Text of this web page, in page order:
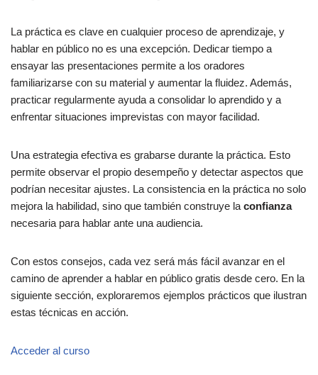
La práctica es clave en cualquier proceso de aprendizaje, y
hablar en público no es una excepción. Dedicar tiempo a
ensayar las presentaciones permite a los oradores
familiarizarse con su material y aumentar la fluidez. Además,
practicar regularmente ayuda a consolidar lo aprendido y a
enfrentar situaciones imprevistas con mayor facilidad.
Una estrategia efectiva es grabarse durante la práctica. Esto
permite observar el propio desempeño y detectar aspectos que
podrían necesitar ajustes. La consistencia en la práctica no solo
mejora la habilidad, sino que también construye la confianza
necesaria para hablar ante una audiencia.
Con estos consejos, cada vez será más fácil avanzar en el
camino de aprender a hablar en público gratis desde cero. En la
siguiente sección, exploraremos ejemplos prácticos que ilustran
estas técnicas en acción.
Acceder al curso